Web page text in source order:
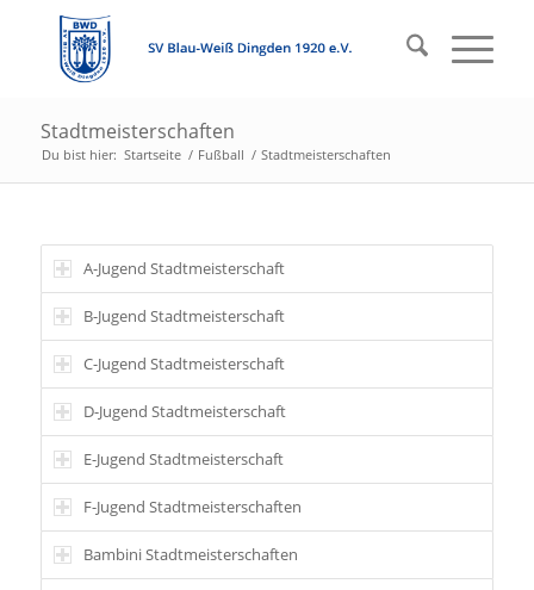
Stadtmeisterschaften
Du bist hier: Startseite / Fußball / Stadtmeisterschaften
A-Jugend Stadtmeisterschaft
B-Jugend Stadtmeisterschaft
C-Jugend Stadtmeisterschaft
D-Jugend Stadtmeisterschaft
E-Jugend Stadtmeisterschaft
F-Jugend Stadtmeisterschaften
Bambini Stadtmeisterschaften